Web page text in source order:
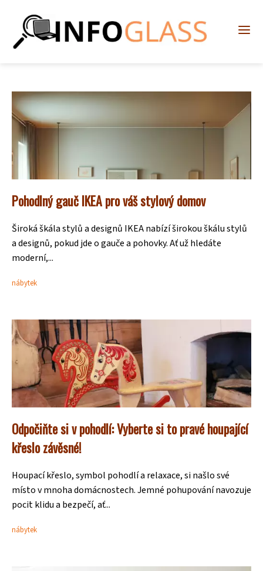
Pohodlný gauč IKEA pro váš stylový domov
Široká škála stylů a designů IKEA nabízí širokou škálu stylů
a designů, pokud jde o gauče a pohovky. Ať už hledáte
moderní,...
nábytek
Odpočiňte si v pohodlí: Vyberte si to pravé houpající
křeslo závěsné!
Houpací křeslo, symbol pohodlí a relaxace, si našlo své
místo v mnoha domácnostech. Jemné pohupování navozuje
pocit klidu a bezpečí, ať...
nábytek